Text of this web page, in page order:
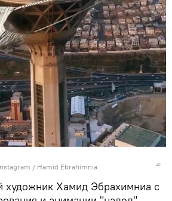
/ Hamid Ebrahimnia
художник Хамид Эбрахимниа с